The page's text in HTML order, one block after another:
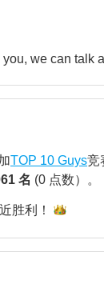
you, we can talk
TOP 10 Guys竞
名 (0 点数）。
胜利！